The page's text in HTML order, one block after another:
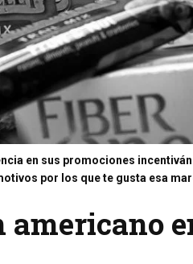
en sus promociones
por los que te gusta esa
americano